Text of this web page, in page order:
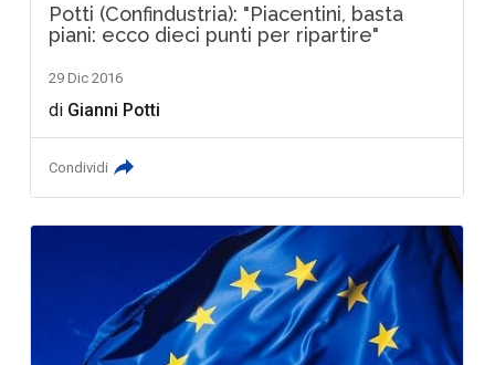
Potti (Confindustria): "Piacentini, basta
piani: ecco dieci punti per ripartire"
29 Dic 2016
di Gianni Potti
Condividi